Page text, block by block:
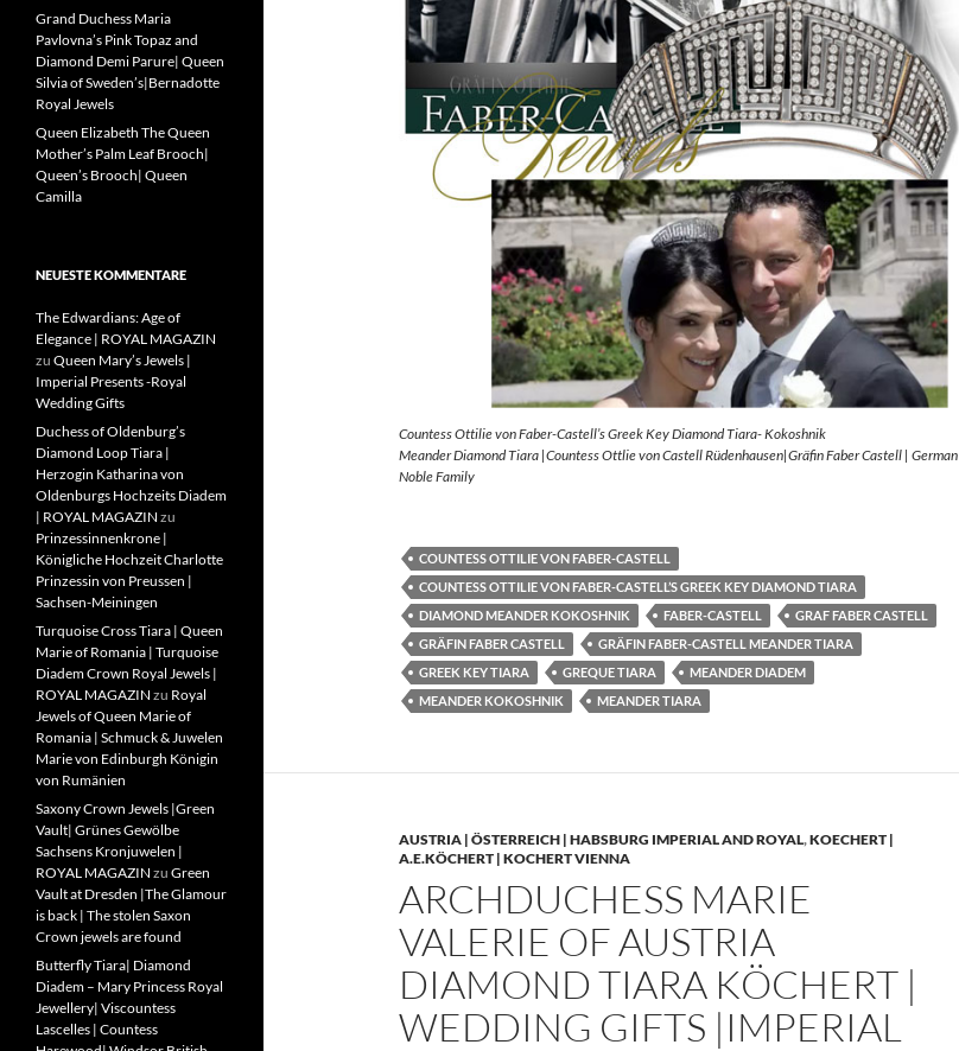
Countess Ottilie von Faber-Castell’s Greek Key Diamond Tiara- Kokoshnik
Meander Diamond Tiara |Countess Ottlie von Castell Rüdenhausen|Gräfin Faber Castell | German
Noble Family
COUNTESS OTTILIE VON FABER-CASTELL
COUNTESS OTTILIE VON FABER-CASTELL’S GREEK KEY DIAMOND TIARA
DIAMOND MEANDER KOKOSHNIK
FABER-CASTELL
GRAF FABER CASTELL
GRÄFIN FABER CASTELL
GRÄFIN FABER-CASTELL MEANDER TIARA
GREEK KEY TIARA
GREQUE TIARA
MEANDER DIADEM
MEANDER KOKOSHNIK
MEANDER TIARA
AUSTRIA | ÖSTERREICH | HABSBURG IMPERIAL AND ROYAL,KOECHERT |
A.E.KÖCHERT | KOCHERT VIENNA
ARCHDUCHESS MARIE
VALERIE OF AUSTRIA
DIAMOND TIARA KÖCHERT |
WEDDING GIFTS |IMPERIAL
Grand Duchess Maria
Pavlovna’s Pink Topaz and
Diamond Demi Parure| Queen
Silvia of Sweden’s|Bernadotte
Royal Jewels
Queen Elizabeth The Queen
Mother’s Palm Leaf Brooch|
Queen’s Brooch| Queen
Camilla
NEUESTE KOMMENTARE
The Edwardians: Age of
Elegance | ROYAL MAGAZIN
zu Queen Mary’s Jewels |
Imperial Presents -Royal
Wedding Gifts
Duchess of Oldenburg’s
Diamond Loop Tiara |
Herzogin Katharina von
Oldenburgs Hochzeits Diadem
| ROYAL MAGAZIN zu
Prinzessinnenkrone |
Königliche Hochzeit Charlotte
Prinzessin von Preussen |
Sachsen-Meiningen
Turquoise Cross Tiara | Queen
Marie of Romania | Turquoise
Diadem Crown Royal Jewels |
ROYAL MAGAZIN zu Royal
Jewels of Queen Marie of
Romania | Schmuck & Juwelen
Marie von Edinburgh Königin
von Rumänien
Saxony Crown Jewels |Green
Vault| Grünes Gewölbe
Sachsens Kronjuwelen |
ROYAL MAGAZIN zu Green
Vault at Dresden |The Glamour
is back | The stolen Saxon
Crown jewels are found
Butterfly Tiara| Diamond
Diadem – Mary Princess Royal
Jewellery| Viscountess
Lascelles | Countess